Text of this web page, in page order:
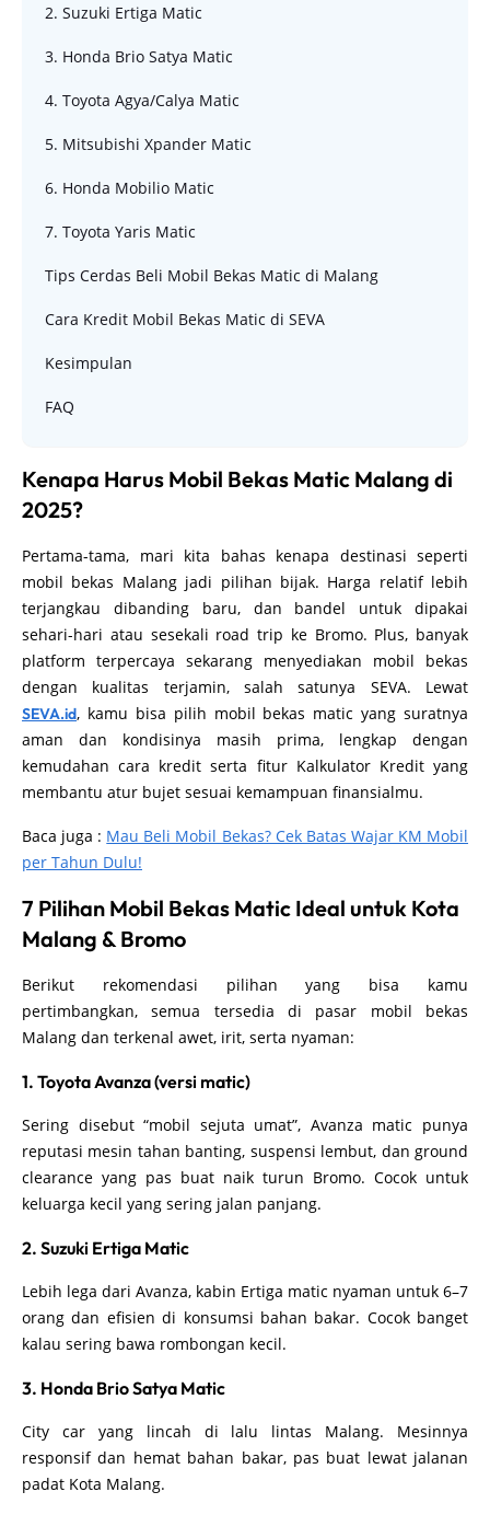
2. Suzuki Ertiga Matic
3. Honda Brio Satya Matic
4. Toyota Agya/Calya Matic
5. Mitsubishi Xpander Matic
6. Honda Mobilio Matic
7. Toyota Yaris Matic
Tips Cerdas Beli Mobil Bekas Matic di Malang
Cara Kredit Mobil Bekas Matic di SEVA
Kesimpulan
FAQ
Kenapa Harus Mobil Bekas Matic Malang di
2025?
Pertama-tama, mari kita bahas kenapa destinasi seperti
mobil bekas Malang jadi pilihan bijak. Harga relatif lebih
terjangkau dibanding baru, dan bandel untuk dipakai
sehari-hari atau sesekali road trip ke Bromo. Plus, banyak
platform terpercaya sekarang menyediakan mobil bekas
dengan kualitas terjamin, salah satunya SEVA. Lewat
SEVA.id, kamu bisa pilih mobil bekas matic yang suratnya
aman dan kondisinya masih prima, lengkap dengan
kemudahan cara kredit serta fitur Kalkulator Kredit yang
membantu atur bujet sesuai kemampuan finansialmu.
Baca juga : Mau Beli Mobil Bekas? Cek Batas Wajar KM Mobil
per Tahun Dulu!
7 Pilihan Mobil Bekas Matic Ideal untuk Kota
Malang & Bromo
Berikut rekomendasi pilihan yang bisa kamu
pertimbangkan, semua tersedia di pasar mobil bekas
Malang dan terkenal awet, irit, serta nyaman:
1. Toyota Avanza (versi matic)
Sering disebut “mobil sejuta umat”, Avanza matic punya
reputasi mesin tahan banting, suspensi lembut, dan ground
clearance yang pas buat naik turun Bromo. Cocok untuk
keluarga kecil yang sering jalan panjang.
2. Suzuki Ertiga Matic
Lebih lega dari Avanza, kabin Ertiga matic nyaman untuk 6–7
orang dan efisien di konsumsi bahan bakar. Cocok banget
kalau sering bawa rombongan kecil.
3. Honda Brio Satya Matic
City car yang lincah di lalu lintas Malang. Mesinnya
responsif dan hemat bahan bakar, pas buat lewat jalanan
padat Kota Malang.